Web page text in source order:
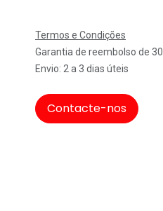
Termos e Condições
Garantia de reembolso de
Envio: 2 a 3 dias úteis
Contacte-nos